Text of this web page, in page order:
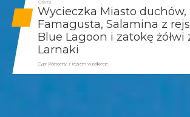
Oferta
Wycieczka Miasto duchów,
Famagusta, Salamina z
Blue Lagoon i zatokę żółwi
Larnaki
Cypr Północny z rejsem w pakiecie